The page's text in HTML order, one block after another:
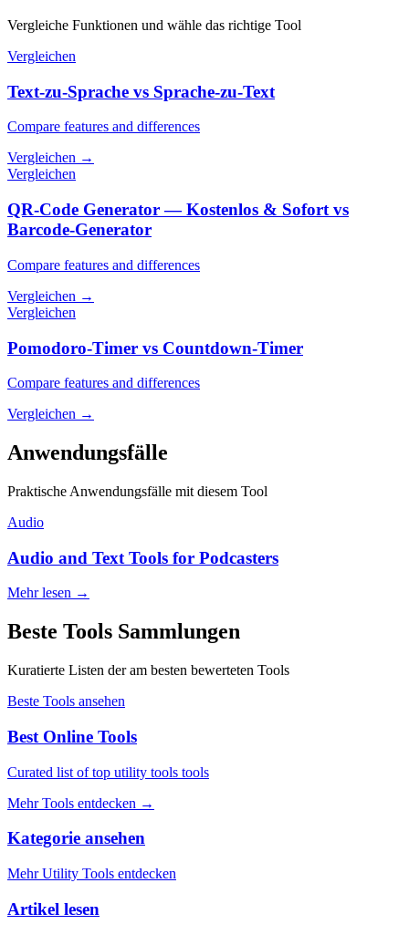
Vergleiche Funktionen und wähle das richtige Tool
Vergleichen
Text-zu-Sprache vs Sprache-zu-Text
Compare features and differences
Vergleichen →
Vergleichen
QR-Code Generator — Kostenlos & Sofort vs
Barcode-Generator
Compare features and differences
Vergleichen →
Vergleichen
Pomodoro-Timer vs Countdown-Timer
Compare features and differences
Vergleichen →
Anwendungsfälle
Praktische Anwendungsfälle mit diesem Tool
Audio
Audio and Text Tools for Podcasters
Mehr lesen →
Beste Tools Sammlungen
Kuratierte Listen der am besten bewerteten Tools
Beste Tools ansehen
Best Online Tools
Curated list of top utility tools tools
Mehr Tools entdecken →
Kategorie ansehen
Mehr Utility Tools entdecken
Artikel lesen